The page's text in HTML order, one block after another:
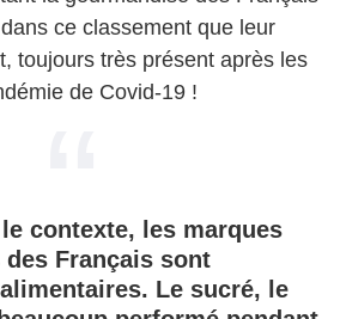
ce classement que leur
toujours très présent après les
de Covid-19 !
contexte, les marques
des Français sont
Le sucré, le